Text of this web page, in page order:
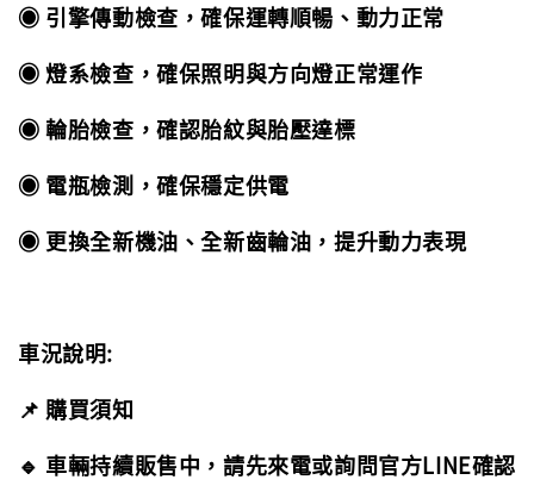
◉ 引擎傳動檢查，確保運轉順暢、動力正常
◉ 燈系檢查，確保照明與方向燈正常運作
◉ 輪胎檢查，確認胎紋與胎壓達標
◉ 電瓶檢測，確保穩定供電
◉ 更換全新機油、全新齒輪油，提升動力表現
車況說明:
📌 購買須知
🔹 車輛持續販售中，請先來電或詢問官方LINE確認